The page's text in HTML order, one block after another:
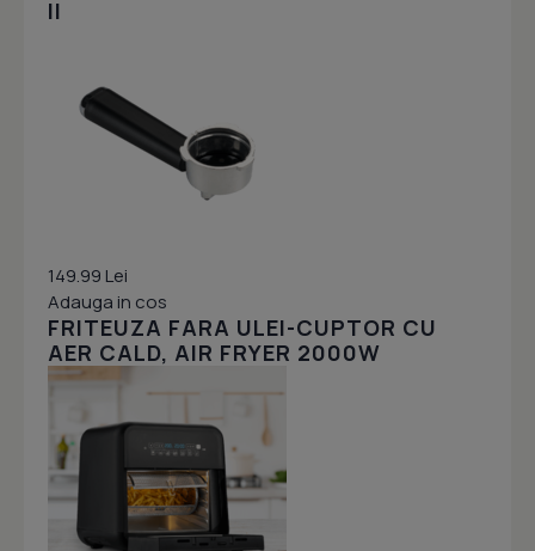
II
149.99 Lei
Adauga in cos
FRITEUZA FARA ULEI-CUPTOR CU
AER CALD, AIR FRYER 2000W